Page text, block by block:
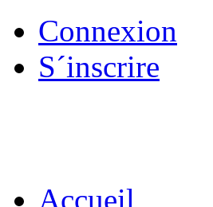
Connexion
S´inscrire
Accueil